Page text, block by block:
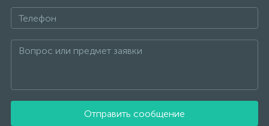
Отправить сообщение